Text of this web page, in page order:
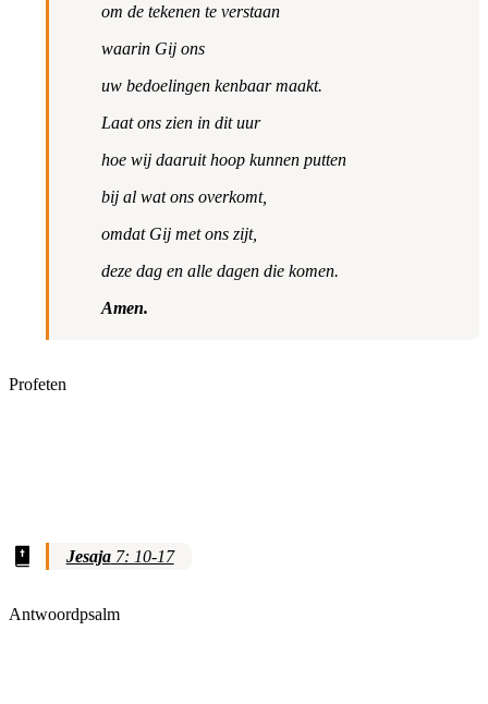
om de tekenen te verstaan
waarin Gij ons
uw bedoelingen kenbaar maakt.
Laat ons zien in dit uur
hoe wij daaruit hoop kunnen putten
bij al wat ons overkomt,
omdat Gij met ons zijt,
deze dag en alle dagen die komen.
Amen.
Profeten
Jesaja7: 10-17
Antwoordpsalm